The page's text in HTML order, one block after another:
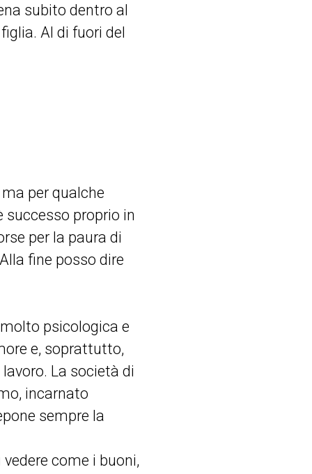
subito dentro al
Al di fuori del
per qualche
successo proprio in
per la paura di
fine posso dire
psicologica e
e, soprattutto,
La società di
incarnato
sempre la
come i buoni,